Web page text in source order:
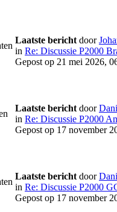
Laatste bericht door
in Re: Discussie P2000
Gepost op 21 mei 2026,
Laatste bericht door
in Re: Discussie P2000
Gepost op 17 november
Laatste bericht door
in Re: Discussie P2000
Gepost op 17 november